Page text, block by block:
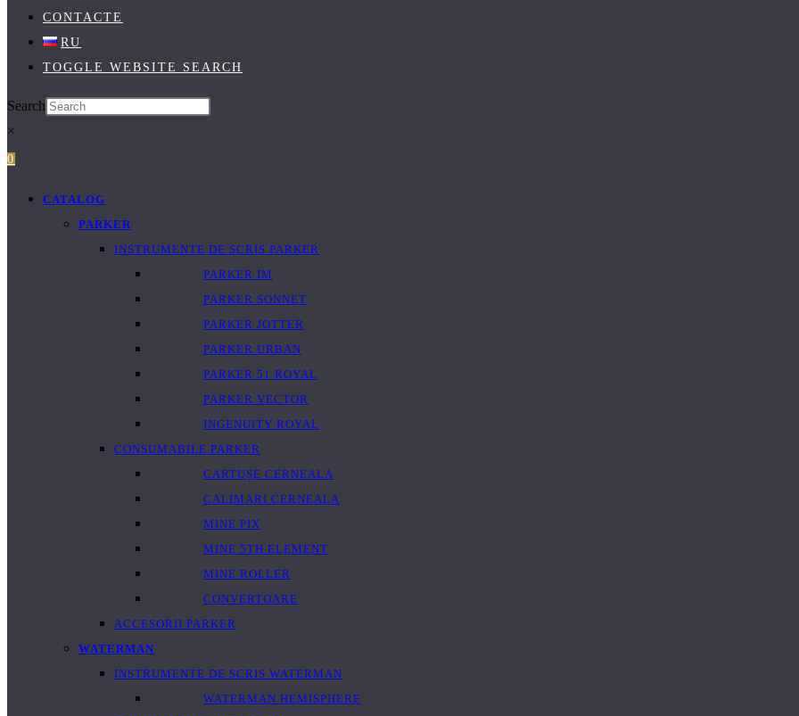
CONTACTE
RU
TOGGLE WEBSITE SEARCH
Search
×
0
CATALOG
PARKER
INSTRUMENTE DE SCRIS PARKER
PARKER IM
PARKER SONNET
PARKER JOTTER
PARKER URBAN
PARKER 51 ROYAL
PARKER VECTOR
INGENUITY ROYAL
CONSUMABILE PARKER
CARTUȘE CERNEALA
CALIMARI CERNEALA
MINE PIX
MINE 5TH ELEMENT
MINE ROLLER
CONVERTOARE
ACCESORII PARKER
WATERMAN
INSTRUMENTE DE SCRIS WATERMAN
WATERMAN HEMISPHERE